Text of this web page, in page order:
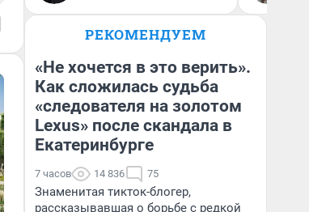
РЕКОМЕНДУЕМ
«Не хочется в это верить».
Как сложилась судьба
«следователя на золотом
Lexus» после скандала в
Екатеринбурге
7 часов 14 836 75
Знаменитая тикток-блогер,
рассказывавшая о борьбе с редкой